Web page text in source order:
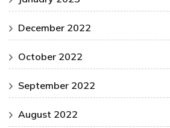
December 2022
October 2022
September 2022
August 2022